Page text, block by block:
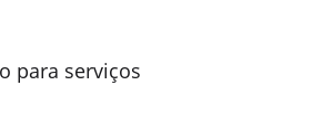
para serviços